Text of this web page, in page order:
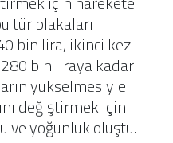
tür plakaları
bin lira, ikinci kez
bin liraya kadar
yükselmesiyle
değiştirmek için
ve yoğunluk oluştu.